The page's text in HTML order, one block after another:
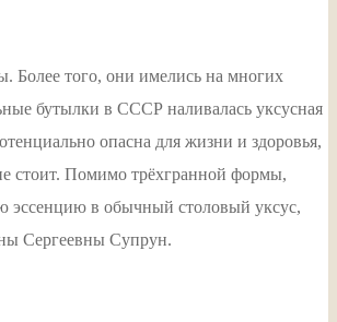
Более того, они имелись на многих
бутылки в СССР наливалась уксусная
опасна для жизни и здоровья,
стоит. Помимо трёхгранной формы,
эссенцию в обычный столовый уксус,
Сергеевны Супрун.